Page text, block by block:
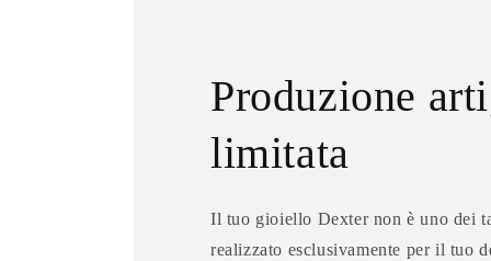
Produzione
limitata
Il tuo gioiello Dexter non è uno dei
realizzato esclusivamente per il tuo